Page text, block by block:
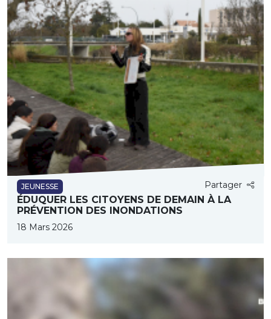
JEUNESSE Partager
ÉDUQUER LES CITOYENS DE DEMAIN À LA
PRÉVENTION DES INONDATIONS
18 Mars 2026